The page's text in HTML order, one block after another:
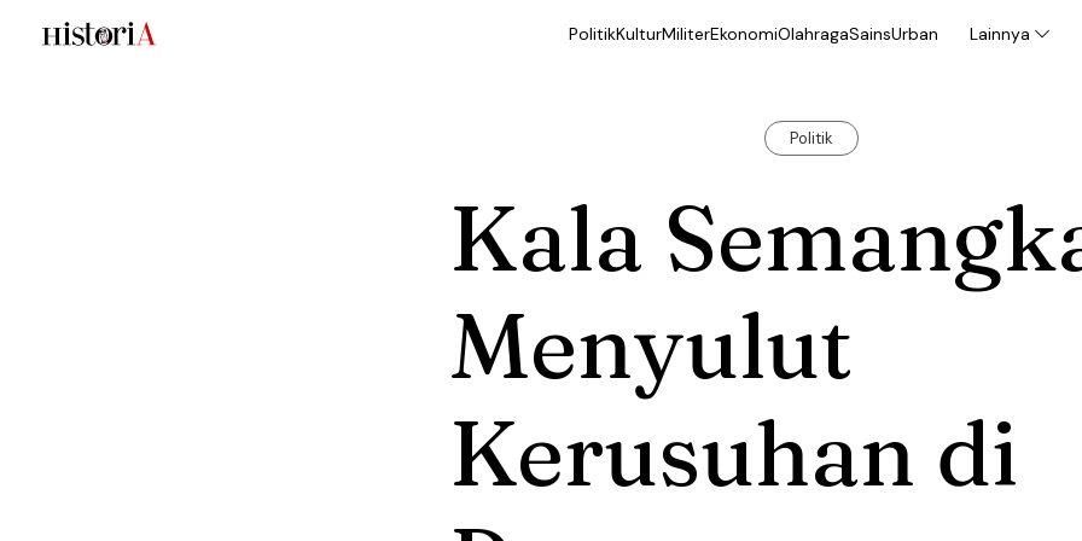
PolitikKulturMiliterEkonomiOlahragaSainsUrban Lainnya
Politik
Kala
Menyulut
Kerusuhan di